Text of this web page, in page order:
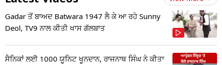
Gadar ਤੋਂ ਬਾਅਦ Batwara 1947 ਲੈ ਕੇ ਆ ਰਹੇ Sunny
Deol, TV9 ਨਾਲ ਕੀਤੀ ਖਾਸ ਗੱਲਬਾਤ
ਸੈਨਿਕਾਂ ਲਈ 1000 ਯੂਨਿਟ ਖੂਨਦਾਨ, ਰਾਜਨਾਥ ਸਿੰਘ ਨੇ ਕੀਤਾ